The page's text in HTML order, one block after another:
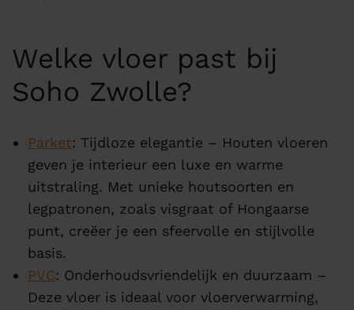
Welke vloer past bij
Soho Zwolle?
Parket: Tijdloze elegantie – Houten vloeren
geven je interieur een luxe en warme
uitstraling. Met unieke houtsoorten en
legpatronen, zoals visgraat of Hongaarse
punt, creëer je een sfeervolle en stijlvolle
basis.
PVC: Onderhoudsvriendelijk en duurzaam –
Deze vloer is ideaal voor vloerverwarming,